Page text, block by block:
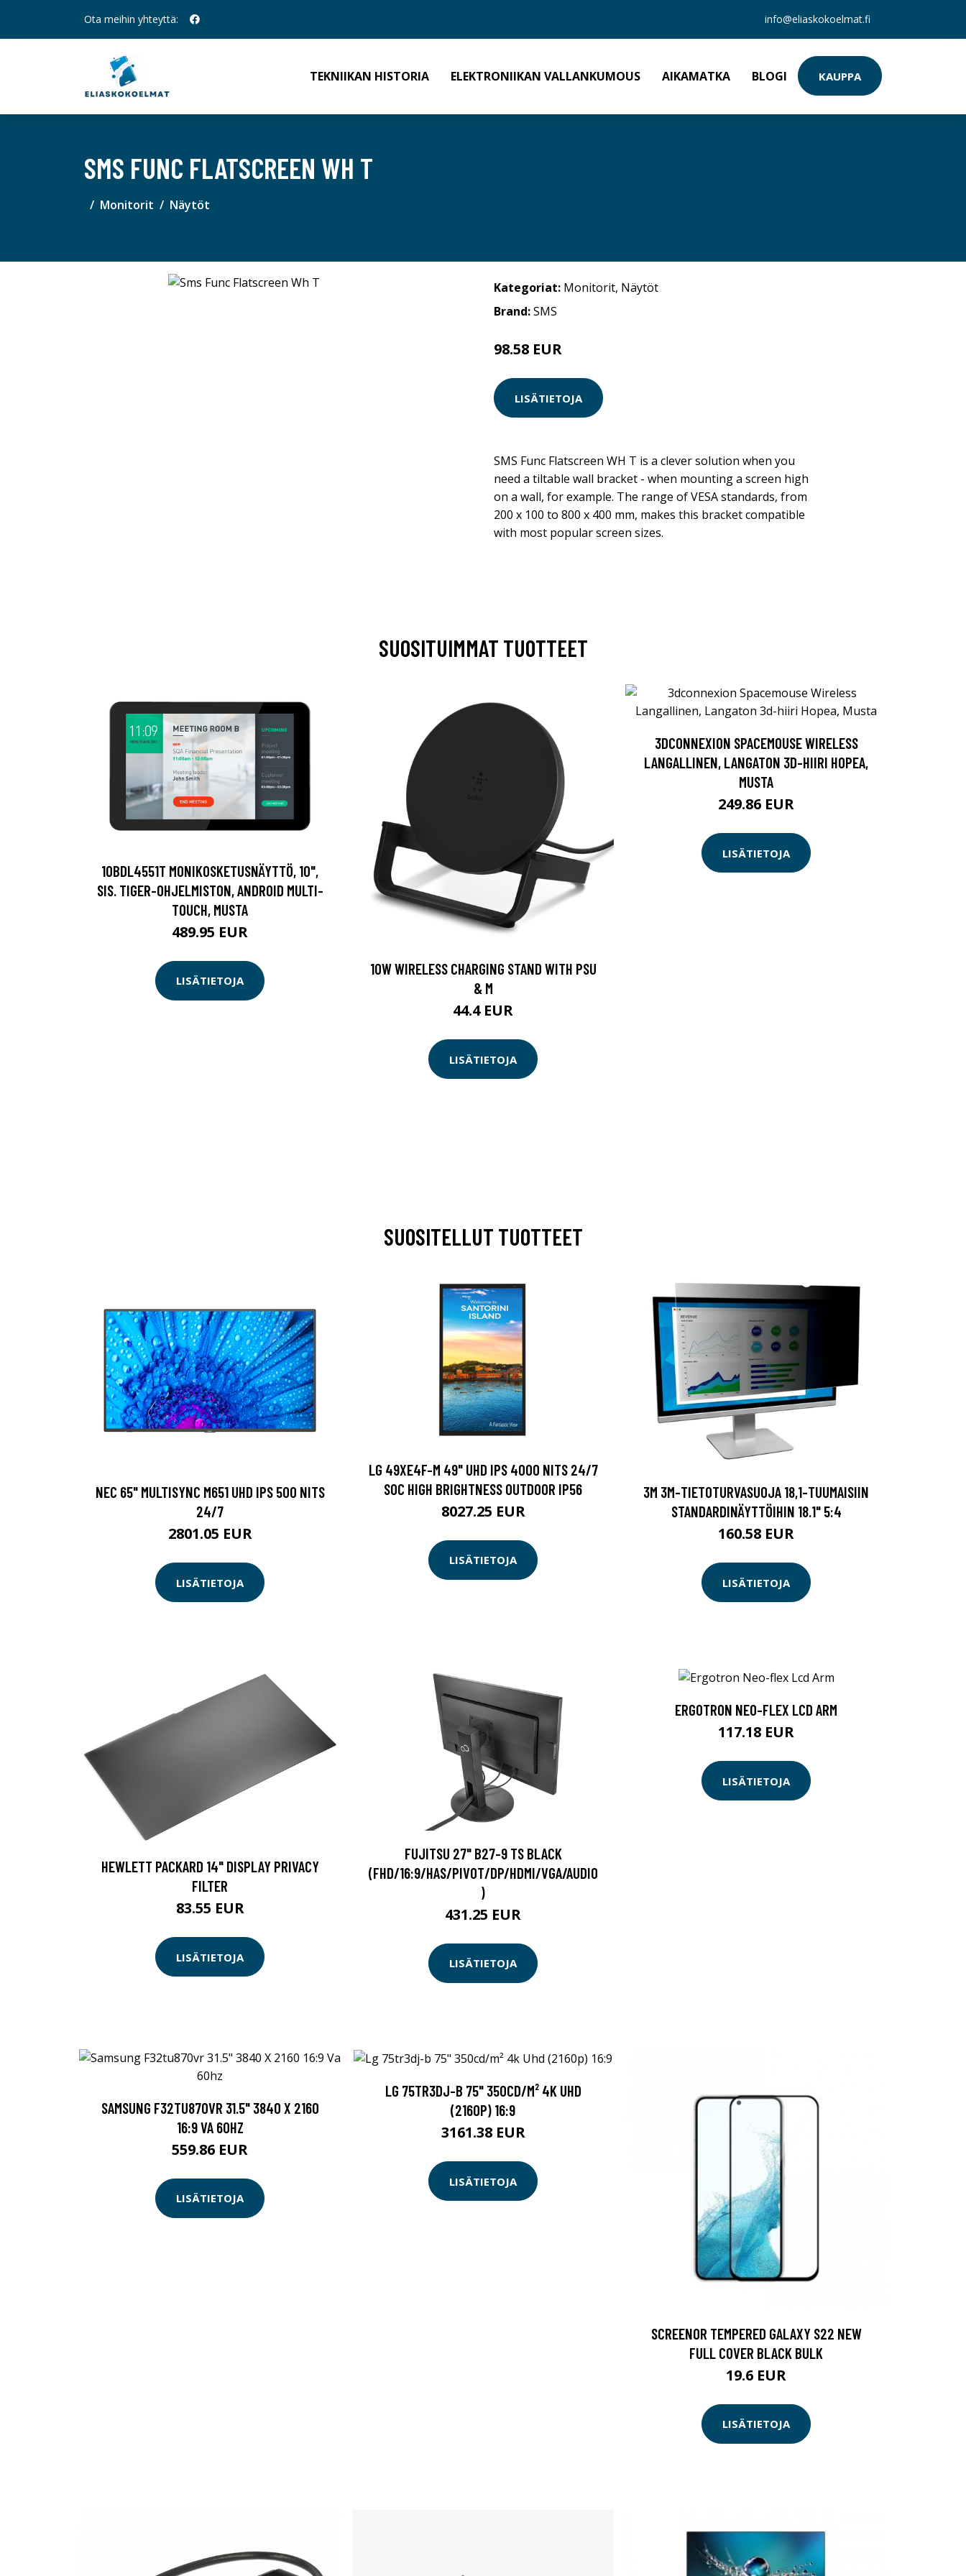
Ota meihin yhteyttä: info@eliaskokoelmat.fi
TEKNIIKAN HISTORIA ELEKTRONIIKAN VALLANKUMOUS AIKAMATKA BLOGI KAUPPA
SMS FUNC FLATSCREEN WH T
Monitorit Näytöt
Kategoriat: Monitorit, Näytöt
Brand:SMS
98.58 EUR
LISÄTIETOJA
SMS Func Flatscreen WH T is a clever solution when you
need a tiltable wall bracket - when mounting a screen high
on a wall, for example. The range of VESA standards, from
200 x 100 to 800 x 400 mm, makes this bracket compatible
with most popular screen sizes.
SUOSITUIMMAT TUOTTEET
10BDL4551T MONIKOSKETUSNÄYTTÖ, 10",
SIS. TIGER-OHJELMISTON, ANDROID MULTI-
TOUCH, MUSTA
489.95 EUR
LISÄTIETOJA
10W WIRELESS CHARGING STAND WITH PSU
& M
44.4 EUR
LISÄTIETOJA
3DCONNEXION SPACEMOUSE WIRELESS
LANGALLINEN, LANGATON 3D-HIIRI HOPEA,
MUSTA
249.86 EUR
LISÄTIETOJA
SUOSITELLUT TUOTTEET
NEC 65" MULTISYNC M651 UHD IPS 500 NITS
24/7
2801.05 EUR
LISÄTIETOJA
LG 49XE4F-M 49" UHD IPS 4000 NITS 24/7
SOC HIGH BRIGHTNESS OUTDOOR IP56
8027.25 EUR
LISÄTIETOJA
3M 3M-TIETOTURVASUOJA 18,1-TUUMAISIIN
STANDARDINÄYTTÖIHIN 18.1" 5:4
160.58 EUR
LISÄTIETOJA
HEWLETT PACKARD 14" DISPLAY PRIVACY
FILTER
83.55 EUR
LISÄTIETOJA
FUJITSU 27" B27-9 TS BLACK
(FHD/16:9/HAS/PIVOT/DP/HDMI/VGA/AUDIO
)
431.25 EUR
LISÄTIETOJA
ERGOTRON NEO-FLEX LCD ARM
117.18 EUR
LISÄTIETOJA
SAMSUNG F32TU870VR 31.5" 3840 X 2160
16:9 VA 60HZ
559.86 EUR
LISÄTIETOJA
LG 75TR3DJ-B 75" 350CD/M² 4K UHD
(2160P) 16:9
3161.38 EUR
LISÄTIETOJA
SCREENOR TEMPERED GALAXY S22 NEW
FULL COVER BLACK BULK
19.6 EUR
LISÄTIETOJA